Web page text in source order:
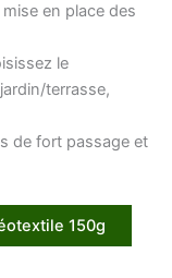
en place des
le
terrasse,
de fort passage et
150g